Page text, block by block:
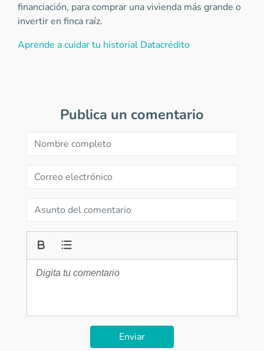
financiación, para comprar una vivienda más grande o
invertir en finca raíz.
Aprende a cuidar tu historial Datacrédito
Publica un comentario
Enviar